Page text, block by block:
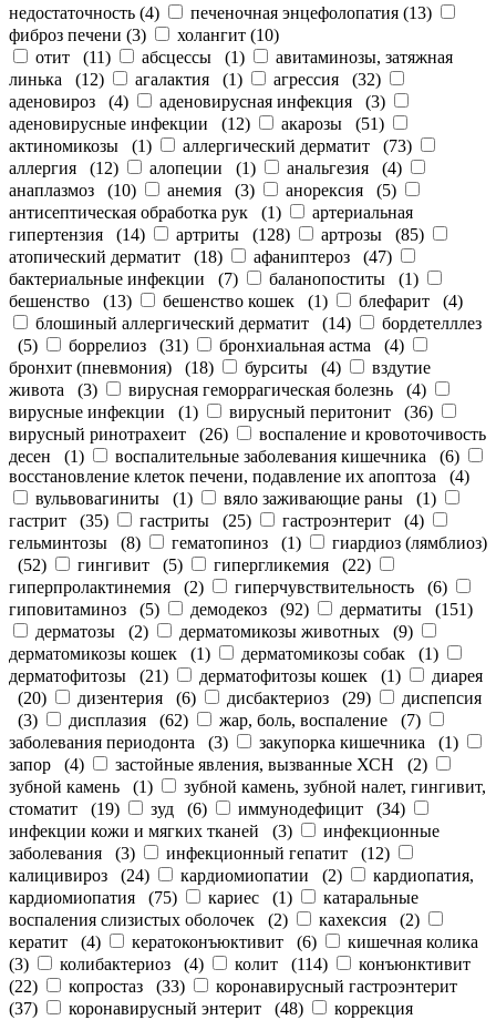
недостаточность (4) печеночная энцефолопатия (13)
фиброз печени (3) холангит (10)
отит (11) абсцессы (1)
авитаминозы, затяжная
линька (12) агалактия (1) агрессия (32)
аденовироз (4) аденовирусная инфекция (3)
аденовирусные инфекции (12) акарозы (51)
актиномикозы (1) аллергический дерматит (73)
аллергия (12) алопеции (1) анальгезия (4)
анаплазмоз (10) анемия (3) анорексия (5)
антисептическая обработка рук (1)
артериальная
гипертензия (14) артриты (128) артрозы (85)
атопический дерматит (18) афаниптероз (47)
бактериальные инфекции (7) баланопоститы (1)
бешенство (13) бешенство кошек (1) блефарит (4)
блошиный аллергический дерматит (14)
бордетелллез
(5) боррелиоз (31) бронхиальная астма (4)
бронхит (пневмония) (18) бурситы (4)
вздутие
живота (3) вирусная геморрагическая болезнь (4)
вирусные инфекции (1) вирусный перитонит (36)
вирусный ринотрахеит (26)
воспаление и кровоточивость
десен (1) воспалительные заболевания кишечника (6)
восстановление клеток печени, подавление их апоптоза (4)
вульвовагиниты (1) вяло заживающие раны (1)
гастрит (35) гастриты (25) гастроэнтерит (4)
гельминтозы (8) гематопиноз (1)
гиардиоз (лямблиоз)
(52) гингивит (5) гипергликемия (22)
гиперпролактинемия (2) гиперчувствительность (6)
гиповитаминоз (5) демодекоз (92) дерматиты (151)
дерматозы (2) дерматомикозы животных (9)
дерматомикозы кошек (1) дерматомикозы собак (1)
дерматофитозы (21) дерматофитозы кошек (1)
диарея
(20) дизентерия (6) дисбактериоз (29)
диспепсия
(3) дисплазия (62) жар, боль, воспаление (7)
заболевания периодонта (3) закупорка кишечника (1)
запор (4) застойные явления, вызванные ХСН (2)
зубной камень (1)
зубной камень, зубной налет, гингивит,
стоматит (19) зуд (6) иммунодефицит (34)
инфекции кожи и мягких тканей (3)
инфекционные
заболевания (3) инфекционный гепатит (12)
калицивироз (24) кардиомиопатии (2)
кардиопатия,
кардиомиопатия (75) кариес (1)
катаральные
воспаления слизистых оболочек (2) кахексия (2)
кератит (4) кератоконъюктивит (6)
кишечная колика
(3) колибактериоз (4) колит (114)
конъюнктивит
(22) копростаз (33)
коронавирусный гастроэнтерит
(37) коронавирусный энтерит (48)
коррекция